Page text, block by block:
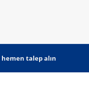
talep alın